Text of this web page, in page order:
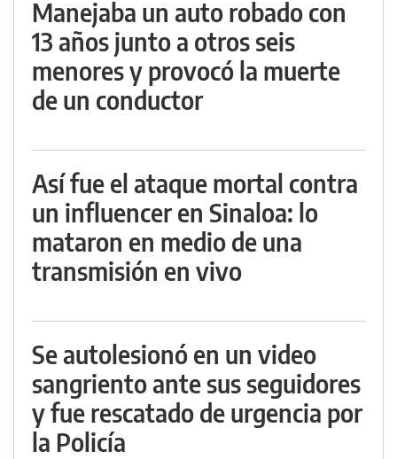
Manejaba un auto robado con
13 años junto a otros seis
menores y provocó la muerte
de un conductor
Así fue el ataque mortal contra
un influencer en Sinaloa: lo
mataron en medio de una
transmisión en vivo
Se autolesionó en un video
sangriento ante sus seguidores
y fue rescatado de urgencia por
la Policía